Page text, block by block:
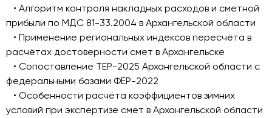
• Алгоритм контроля накладных расходов и сметной
прибыли по МДС 81-33.2004 в Архангельской области
• Применение региональных индексов пересчёта в
расчётах достоверности смет в Архангельске
• Сопоставление ТЕР-2025 Архангельской области с
федеральными базами ФЕР-2022
• Особенности расчёта коэффициентов зимних
условий при экспертизе смет в Архангельской области